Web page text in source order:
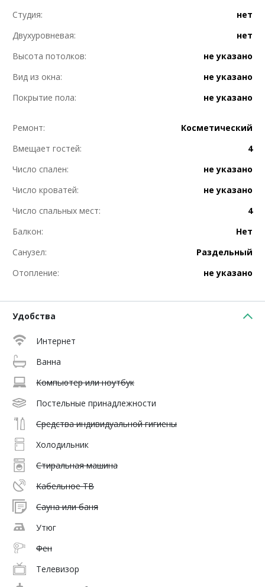
Студия:
нет
Двухуровневая:
нет
Высота потолков:
не указано
Вид из окна:
не указано
Покрытие пола:
не указано
Ремонт:
Косметический
Вмещает гостей:
4
Число спален:
не указано
Число кроватей:
не указано
Число спальных мест:
4
Балкон:
Нет
Санузел:
Раздельный
Отопление:
не указано
Удобства
Интернет
Ванна
Компьютер или ноутбук
Постельные принадлежности
Средства индивидуальной гигиены
Холодильник
Стиральная машина
Кабельное ТВ
Сауна или баня
Утюг
Фен
Телевизор